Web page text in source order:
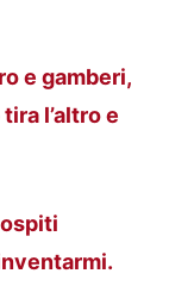
e gamberi,
l’altro e